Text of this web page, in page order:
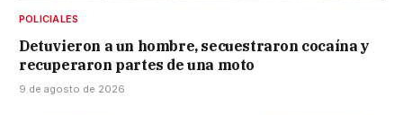
POLICIALES
Detuvieron a un hombre, secuestraron cocaína y
recuperaron partes de una moto
9 de agosto de 2026